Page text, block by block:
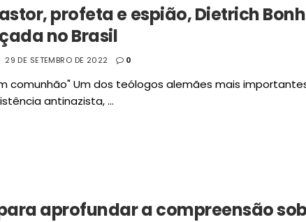
profeta e espião, Dietrich
no Brasil
29 DE SETEMBRO DE 2022 0
comunhão" Um dos teólogos alemães mais
antinazista, ...
aprofundar a compreensão